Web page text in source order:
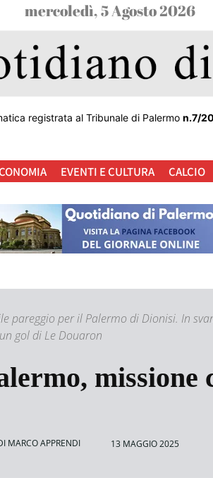
mercoledì, 5 Agosto 2026
registrata al Tribunale di Palermo n.7/
EVENTI E CULTURA CALCIO
pareggio per il Palermo di Dionisi. In
gol di Le Douaron
missione
MARCO APPRENDI 13 MAGGIO 2025